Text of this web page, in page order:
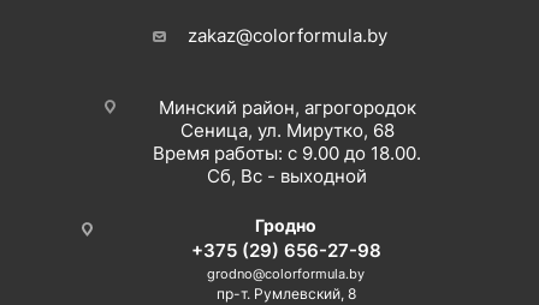
zakaz@colorformula.by
Минский район, агрогородок
Сеница, ул. Мирутко, 68
Время работы: с 9.00 до 18.00.
Сб, Вс - выходной
Гродно
+375 (29) 656-27-98
grodno@colorformula.by
пр-т. Румлевский, 8